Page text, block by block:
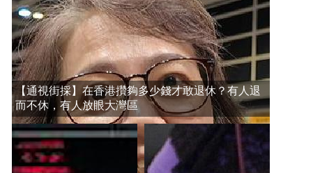
【通視街採】在香港攢夠多少錢才敢退休？有人退
而不休，有人放眼大灣區